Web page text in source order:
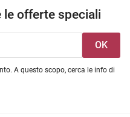
le offerte speciali
A questo scopo, cerca le info di